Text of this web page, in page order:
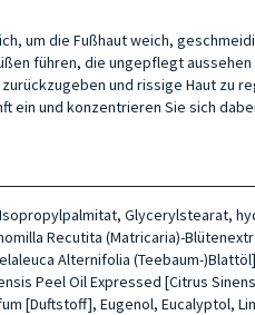
die Fußhaut weich,
führen, die ungepflegt
und rissige Haut zu
und konzentrieren Sie sich
Glycerylstearat,
Recutita (Matricaria)-
Alternifolia (Teebaum-
Peel Oil Expressed [Citrus
[Duftstoff], Eugenol, Eucalyptol,